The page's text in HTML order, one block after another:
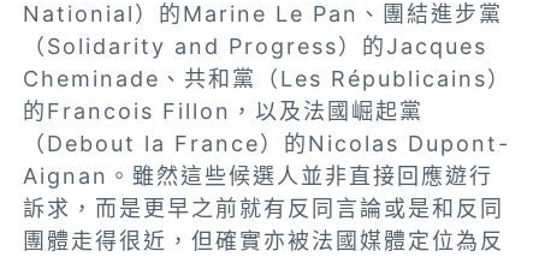
Nationial）的Marine Le Pan、團結進步黨
（Solidarity and Progress）的Jacques
Cheminade、共和黨（Les Républicains）
的Francois Fillon，以及法國崛起黨
（Debout la France）的Nicolas Dupont-
Aignan。雖然這些候選人並非直接回應遊行
訴求，而是更早之前就有反同言論或是和反同
團體走得很近，但確實亦被法國媒體定位為反